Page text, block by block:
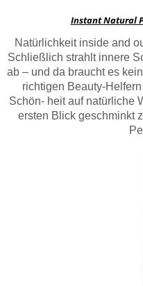
Instant Natural
Natürlichkeit inside and
Schließlich strahlt innere
ab – und da braucht es
richtigen Beauty-
Schön- heit auf natürliche
ersten Blick geschminkt